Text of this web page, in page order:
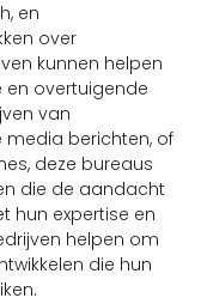
en
over
kunnen helpen
en overtuigende
van
media berichten, of
deze bureaus
die de aandacht
hun expertise en
helpen om
die hun